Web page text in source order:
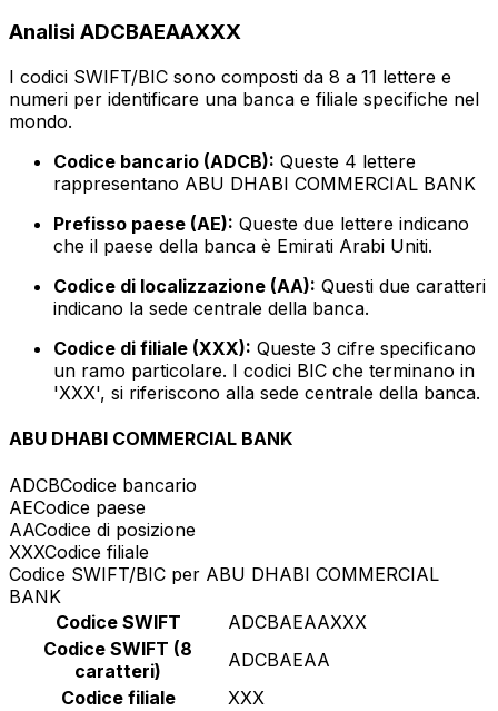
Analisi ADCBAEAAXXX
I codici SWIFT/BIC sono composti da 8 a 11 lettere e
numeri per identificare una banca e filiale specifiche nel
mondo.
Codice bancario (ADCB): Queste 4 lettere
rappresentano ABU DHABI COMMERCIAL BANK
Prefisso paese (AE): Queste due lettere indicano
che il paese della banca è Emirati Arabi Uniti.
Codice di localizzazione (AA): Questi due caratteri
indicano la sede centrale della banca.
Codice di filiale (XXX): Queste 3 cifre specificano
un ramo particolare. I codici BIC che terminano in
'XXX', si riferiscono alla sede centrale della banca.
ABU DHABI COMMERCIAL BANK
ADCBCodice bancario
AECodice paese
AACodice di posizione
XXXCodice filiale
Codice SWIFT/BIC per ABU DHABI COMMERCIAL
BANK
Codice SWIFT
ADCBAEAAXXX
Codice SWIFT (8
caratteri)
ADCBAEAA
Codice filiale
XXX